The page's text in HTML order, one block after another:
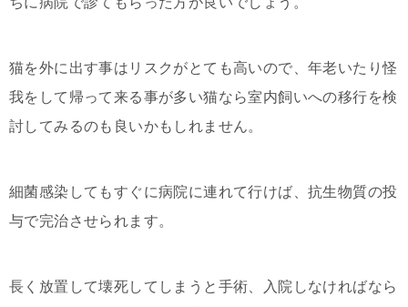
猫を外に出す事はリスクがとても高いので、年老いたり怪
我をして帰って来る事が多い猫なら室内飼いへの移行を検
討してみるのも良いかもしれません。
細菌感染してもすぐに病院に連れて行けば、抗生物質の投
与で完治させられます。
長く放置して壊死してしまうと手術、入院しなければなら